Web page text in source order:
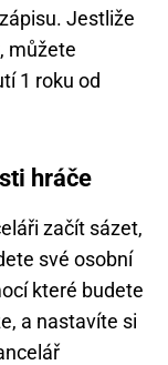
Jestliže
můžete
1 roku od
hráče
začít sázet,
své osobní
které budete
a nastavíte si